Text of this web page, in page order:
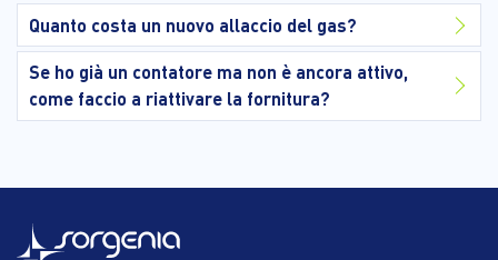
Quanto costa un nuovo allaccio del gas?
Se ho già un contatore ma non è ancora attivo,
come faccio a riattivare la fornitura?